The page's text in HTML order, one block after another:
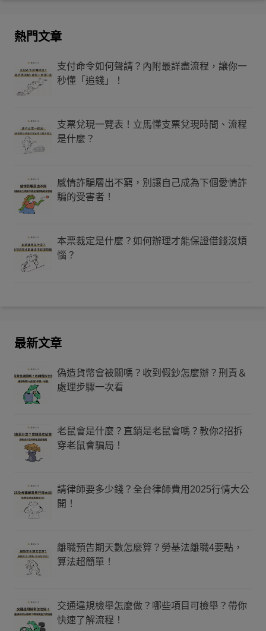
熱門文章
支付命令如何聲請？內附最詳盡流程，讓你一
秒懂「追錢」！
支票兌現一覽表！立馬懂支票兌現時間、流程
是什麼？
感情詐騙層出不窮，別讓自己成為下個愛情詐
騙的受害者！
本票裁定是什麼？如何辦理才能保證借錢沒煩
惱？
最新文章
偽造貨幣會被關嗎？收到假鈔怎麼辦？刑責＆
處理步驟一次看
老鼠會是什麼？直銷是老鼠會嗎？教你2招拆
穿老鼠會騙局！
請律師要多少錢？全台律師費用2025行情大公
開！
離職預告期天數怎麼算？勞基法離職4要點，
算法超簡單！
交通違規檢舉怎麼做？哪些項目可檢舉？帶你
快速了解流程！